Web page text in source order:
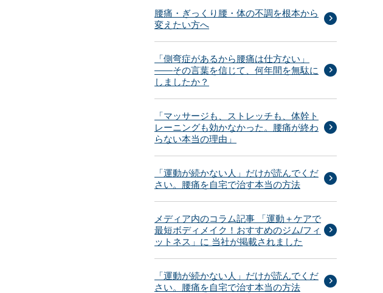
腰痛・ぎっくり腰・体の不調を根本から
変えたい方へ
「側弯症があるから腰痛は仕方ない」
——その言葉を信じて、何年間を無駄に
しましたか？
「マッサージも、ストレッチも、体幹ト
レーニングも効かなかった。腰痛が終わ
らない本当の理由」
「運動が続かない人」だけが読んでくだ
さい。腰痛を自宅で治す本当の方法
メディア内のコラム記事 「運動＋ケアで
最短ボディメイク！おすすめのジム/フィ
ットネス」に 当社が掲載されました
「運動が続かない人」だけが読んでくだ
さい。腰痛を自宅で治す本当の方法